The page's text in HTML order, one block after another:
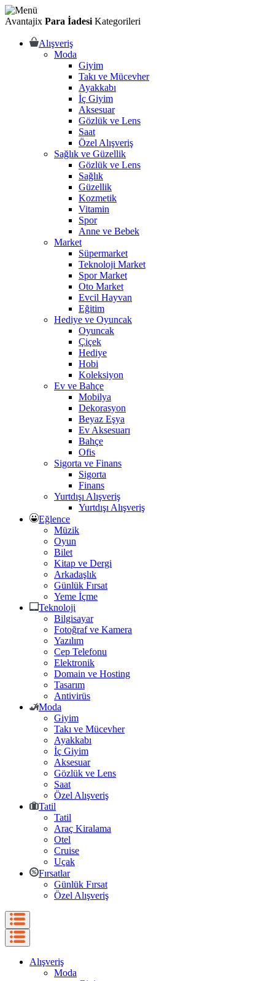
Avantajix Para İadesi Kategorileri
Alışveriş
Moda
Giyim
Takı ve Mücevher
Ayakkabı
İç Giyim
Aksesuar
Gözlük ve Lens
Saat
Özel Alışveriş
Sağlık ve Güzellik
Gözlük ve Lens
Sağlık
Güzellik
Kozmetik
Vitamin
Spor
Anne ve Bebek
Market
Süpermarket
Teknoloji Market
Spor Market
Oto Market
Evcil Hayvan
Eğitim
Hediye ve Oyuncak
Oyuncak
Çiçek
Hediye
Hobi
Koleksiyon
Ev ve Bahçe
Mobilya
Dekorasyon
Beyaz Eşya
Ev Aksesuarı
Bahçe
Ofis
Sigorta ve Finans
Sigorta
Finans
Yurtdışı Alışveriş
Yurtdışı Alışveriş
Eğlence
Müzik
Oyun
Bilet
Kitap ve Dergi
Arkadaşlık
Günlük Fırsat
Yeme İçme
Teknoloji
Bilgisayar
Fotoğraf ve Kamera
Yazılım
Cep Telefonu
Elektronik
Domain ve Hosting
Tasarım
Antivirüs
Moda
Giyim
Takı ve Mücevher
Ayakkabı
İç Giyim
Aksesuar
Gözlük ve Lens
Saat
Özel Alışveriş
Tatil
Tatil
Araç Kiralama
Otel
Cruise
Uçak
Fırsatlar
Günlük Fırsat
Özel Alışveriş
Alışveriş
Moda